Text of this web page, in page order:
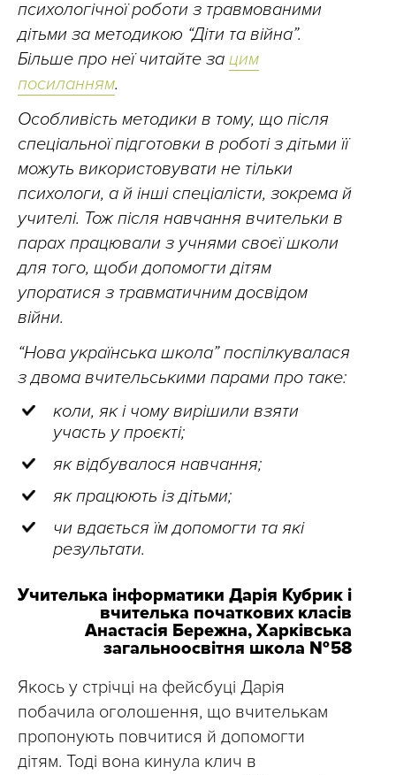
психологічної роботи з травмованими
дітьми за методикою “Діти та війна”.
Більше про неї читайте за цим
посиланням.
Особливість методики в тому, що після
спеціальної підготовки в роботі з дітьми її
можуть використовувати не тільки
психологи, а й інші спеціалісти, зокрема й
учителі. Тож після навчання вчительки в
парах працювали з учнями своєї школи
для того, щоби допомогти дітям
упоратися з травматичним досвідом
війни.
“Нова українська школа” поспілкувалася
з двома вчительськими парами про таке:
коли, як і чому вирішили взяти
участь у проєкті;
як відбувалося навчання;
як працюють із дітьми;
чи вдається їм допомогти та які
результати.
Учителька інформатики Дарія Кубрик і
вчителька початкових класів
Анастасія Бережна, Харківська
загальноосвітня школа № 58
Якось у стрічці на фейсбуці Дарія
побачила оголошення, що вчителькам
пропонують повчитися й допомогти
дітям. Тоді вона кинула клич в